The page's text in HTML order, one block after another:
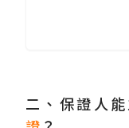
二、保證人